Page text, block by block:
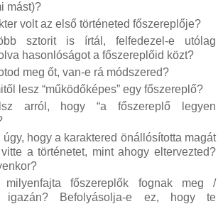
mást)?
volt az első történeted főszereplője?
sztorit is írtál, felfedezel-e utólag
hasonlóságot a főszereplőid közt?
meg őt, van-e rá módszered?
lesz “működőképes” egy főszereplő?
arról, hogy “a főszereplő legyen
úgy, hogy a karaktered önállósította magát
a történetet, mint ahogy eltervezted?
milyenfajta főszereplők fognak meg /
igazán? Befolyásolja-e ez, hogy te